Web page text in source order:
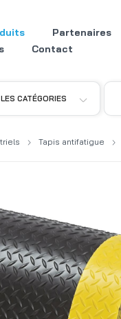
Partenaires
Contact
CATÉGORIES
Tapis antifatigue